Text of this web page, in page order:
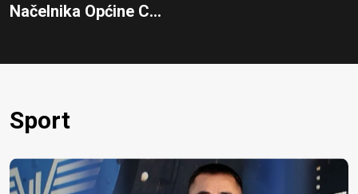
Načelnika Općine C...
Sport